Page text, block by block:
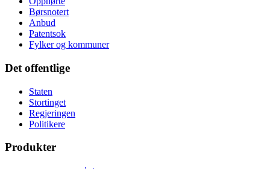
Børsnotert
Anbud
Patentsok
Fylker og kommuner
Det offentlige
Staten
Stortinget
Regjeringen
Politikere
Produkter